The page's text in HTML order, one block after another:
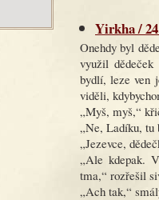
Yirkha /
Onehdy byl
využil
bydlí, leze ven
viděli,
„Myš, myš,“
„Ne, Ladíku, tu
„Jezevce,
„Ale kdepak.
tma,“ rozřešil
„Ach tak,“